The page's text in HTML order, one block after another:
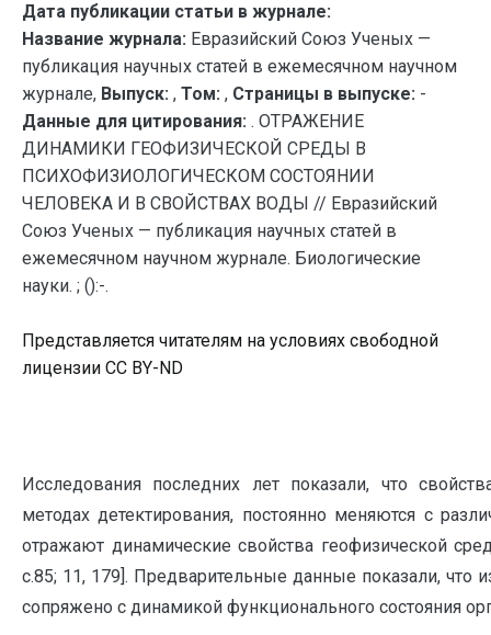
Дата публикации статьи в журнале:
Название журнала: Евразийский Союз Ученых —
публикация научных статей в ежемесячном научном
журнале, Выпуск: , Том: , Страницы в выпуске: -
Данные для цитирования: . ОТРАЖЕНИЕ
ДИНАМИКИ ГЕОФИЗИЧЕСКОЙ СРЕДЫ В
ПСИХОФИЗИОЛОГИЧЕСКОМ СОСТОЯНИИ
ЧЕЛОВЕКА И В СВОЙСТВАХ ВОДЫ // Евразийский
Союз Ученых — публикация научных статей в
ежемесячном научном журнале. Биологические
науки. ; ():-.
Представляется читателям на условиях свободной
лицензии CC BY-ND
Исследования последних лет показали, что
методах детектирования, постоянно меняются с
отражают динамические свойства геофизической
с.85; 11, 179]. Предварительные данные показали, что
сопряжено с динамикой функционального состояния